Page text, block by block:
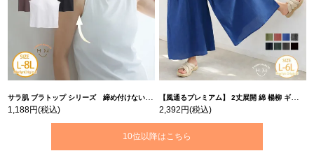
サラ肌 ブラトップ シリーズ 締め付けない リブ タンクトップ | 大きいサイズの通販ならハッピーマリリン
1,188円(税込)
【風通るプレミアム】 2丈展開 綿 楊柳 ギャザー フレア スカンツ 【ウェストゴム】 | 大きいサイズの通販ならハッピーマリリン
2,392円(税込)
10位以降はこちら